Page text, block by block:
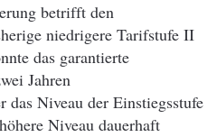
betrifft den
niedrigere Tarifstufe II
das garantierte
Jahren
das Niveau der Einstiegsstufe
Niveau dauerhaft